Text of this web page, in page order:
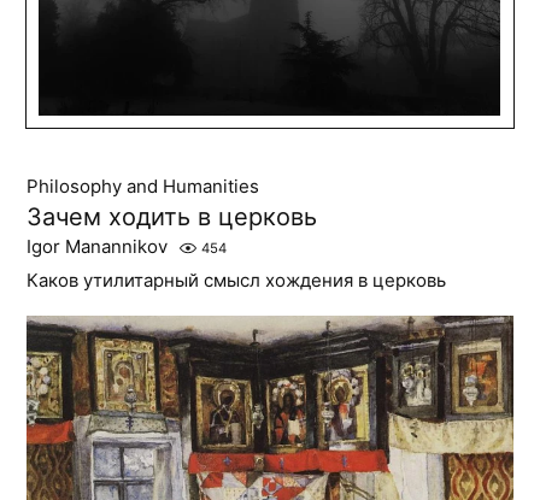
Philosophy and Humanities
Зачем ходить в церковь
Igor Manannikov 454
Каков утилитарный смысл хождения в церковь